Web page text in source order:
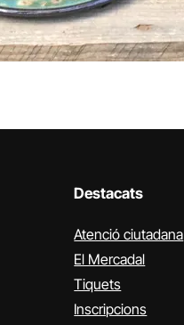
Destacats
Atenció ciutadana
El Mercadal
Tiquets
Inscripcions